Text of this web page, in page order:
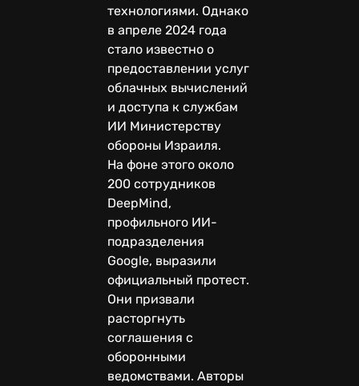
технологиями. Однако
в апреле 2024 года
стало известно о
предоставлении услуг
облачных вычислений
и доступа к службам
ИИ Министерству
обороны Израиля.
На фоне этого около
200 сотрудников
DeepMind,
профильного ИИ-
подразделения
Google, выразили
официальный протест.
Они призвали
расторгнуть
соглашения с
оборонными
ведомствами. Авторы